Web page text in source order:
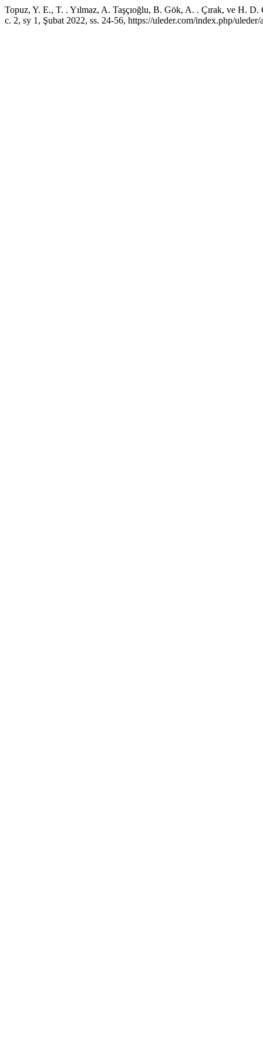
Topuz, Y. E., T. . Yılmaz, A. Taşçıoğlu, B. Gök, A. . Çırak, ve H.
c. 2, sy 1, Şubat 2022, ss. 24-56, https://uleder.com/index.php/